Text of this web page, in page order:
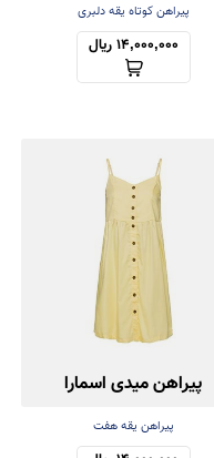
پیراهن کوتاه یقه دلبری
14,000,000 ریال
پیراهن میدی اسمارا
پیراهن یقه هفت